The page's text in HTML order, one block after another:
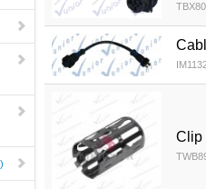
Clip